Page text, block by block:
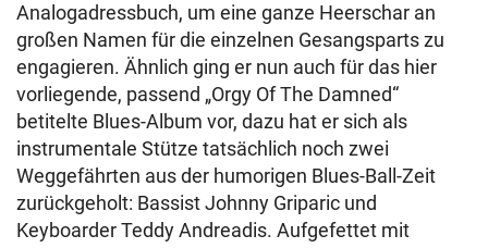
Analogadressbuch, um eine ganze Heerschar an
großen Namen für die einzelnen Gesangsparts zu
engagieren. Ähnlich ging er nun auch für das hier
vorliegende, passend „Orgy Of The Damned“
betitelte Blues-Album vor, dazu hat er sich als
instrumentale Stütze tatsächlich noch zwei
Weggefährten aus der humorigen Blues-Ball-Zeit
zurückgeholt: Bassist Johnny Griparic und
Keyboarder Teddy Andreadis. Aufgefettet mit